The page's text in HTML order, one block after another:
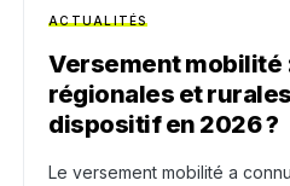
ACTUALITÉS
Versement mobilité
régionales et
dispositif en 2026 ?
Le versement mobilité a